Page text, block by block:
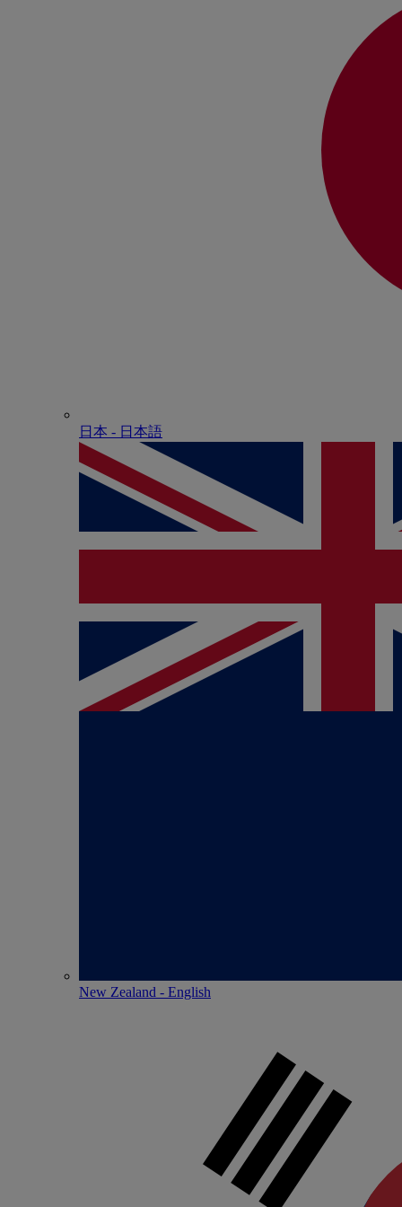
日本 - ⽇本語
New Zealand - English